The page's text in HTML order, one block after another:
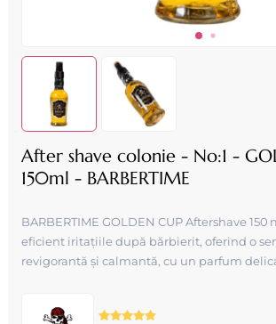
After shave colonie - No:1 -
150ml - BARBERTIME
BARBERTIME GOLDEN CUP Aftershave
eficient iritațiile după bărbierit, oferind o
revigorantă și calmantă, cu un parfum